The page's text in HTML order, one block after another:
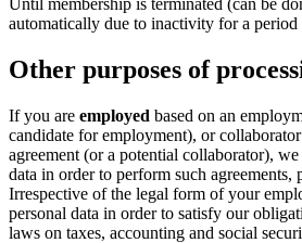
Until membership is terminated (can be
automatically due to inactivity for a period
Other purposes of
If you are employed based on an
candidate for employment), or
agreement (or a potential collaborator),
data in order to perform such agreements,
Irrespective of the legal form of your
personal data in order to satisfy our
laws on taxes, accounting and social